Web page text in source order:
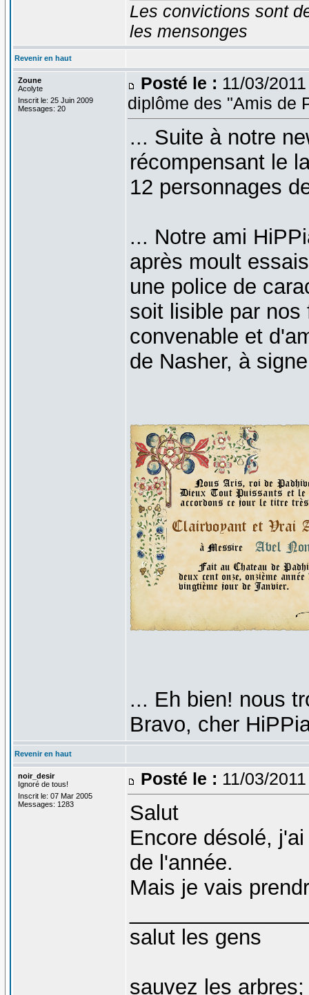
Les convictions sont
les mensonges
Revenir en haut
Zoune
Acolyte
Inscrit le: 25 Juin 2009
Messages: 20
Posté le : 11/03/
diplôme des "Amis de
... Suite à notre
récompensant le
12 personnages
... Notre ami
après moult
une police de
soit lisible par nos
convenable et
de Nasher, à
... Eh bien! nous
Bravo, cher
Revenir en haut
noir_desir
Ignoré de tous!
Inscrit le: 07 Mar 2005
Messages: 1283
Posté le : 11/03/
Salut
Encore désolé,
de l'année.
Mais je vais
salut les gens
sauvez les